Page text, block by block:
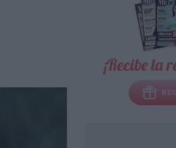
¡Recibe la